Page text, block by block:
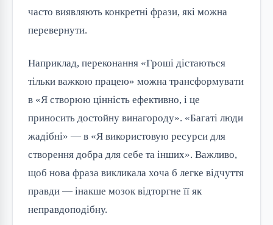
часто виявляють конкретні фрази, які можна
перевернути.
Наприклад, переконання «Гроші дістаються
тільки важкою працею» можна трансформувати
в «Я створюю цінність ефективно, і це
приносить достойну винагороду». «Багаті люди
жадібні» — в «Я використовую ресурси для
створення добра для себе та інших». Важливо,
щоб нова фраза викликала хоча б легке відчуття
правди — інакше мозок відторгне її як
неправдоподібну.